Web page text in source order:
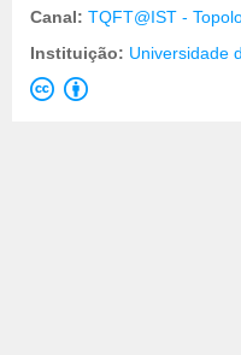
Canal: TQFT@IST -
Instituição: Universidade